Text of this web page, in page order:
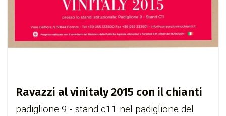
Ravazzi al vinitaly 2015 con il chianti
padiglione 9 - stand c11 nel padiglione del